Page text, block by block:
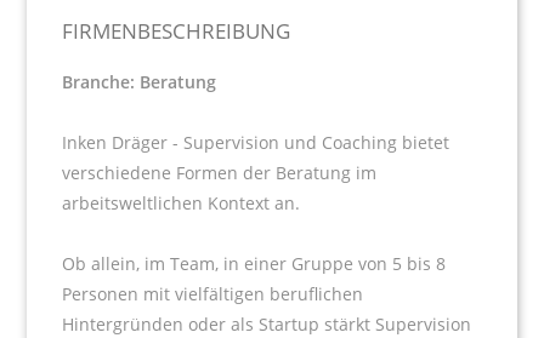
FIRMENBESCHREIBUNG
Branche: Beratung
Inken Dräger - Supervision und Coaching bietet
verschiedene Formen der Beratung im
arbeitsweltlichen Kontext an.
Ob allein, im Team, in einer Gruppe von 5 bis 8
Personen mit vielfältigen beruflichen
Hintergründen oder als Startup stärkt Supervision